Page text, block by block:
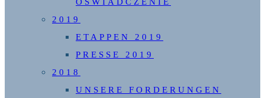
2019
ETAPPEN 2019
PRESSE 2019
2018
UNSERE FORDERUNGEN